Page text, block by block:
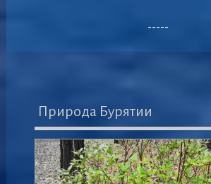
-----
Природа Бурятии